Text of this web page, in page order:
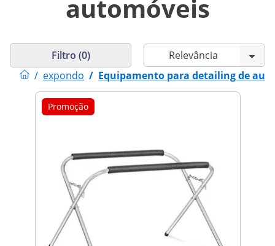
automóveis
/ expondo / Equipamento para detailing de
Filtro (0)
Promoção